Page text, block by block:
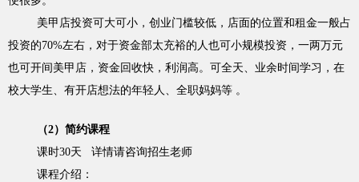
美甲店投资可大可小，创业门槛较低，店面的位置和租金一般占
投资的70%左右，对于资金部太充裕的人也可小规模投资，一两万元
也可开间美甲店，资金回收快，利润高。可全天、业余时间学习，在
校大学生、有开店想法的年轻人、全职妈妈等 。
（2）简约课程
课时30天 详情请咨询招生老师
课程介绍：